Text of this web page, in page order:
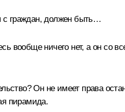
с граждан, должен быть…
вообще ничего нет, а он со
Он не имеет права
пирамида.